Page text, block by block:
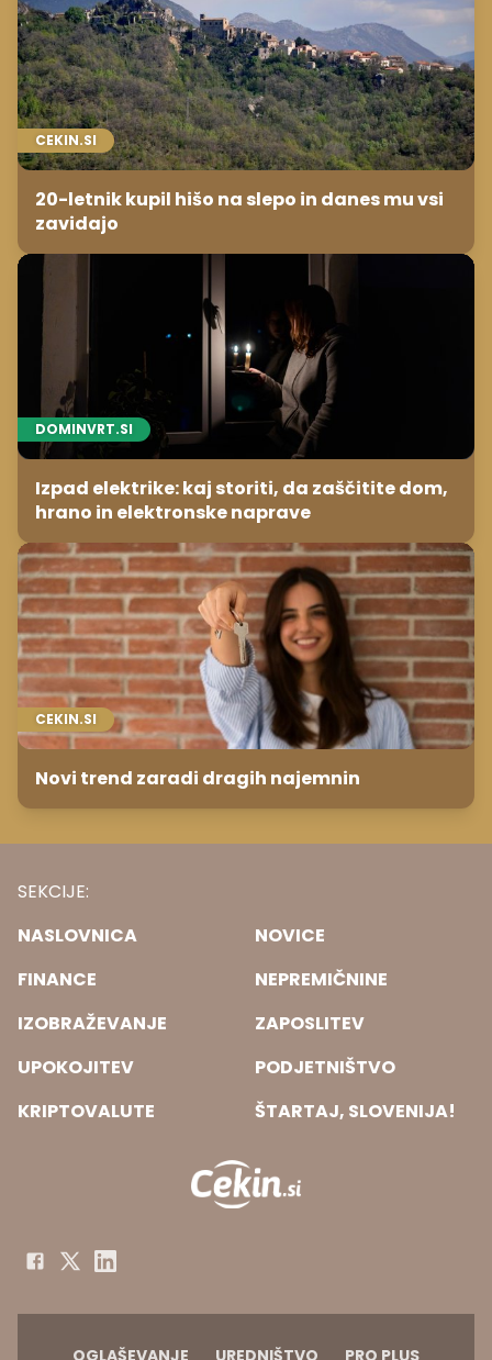
CEKIN.SI
20-letnik kupil hišo na slepo in danes mu vsi
zavidajo
DOMINVRT.SI
Izpad elektrike: kaj storiti, da zaščitite dom,
hrano in elektronske naprave
CEKIN.SI
Novi trend zaradi dragih najemnin
SEKCIJE:
NASLOVNICA
NOVICE
FINANCE
NEPREMIČNINE
IZOBRAŽEVANJE
ZAPOSLITEV
UPOKOJITEV
PODJETNIŠTVO
KRIPTOVALUTE
ŠTARTAJ, SLOVENIJA!